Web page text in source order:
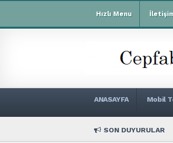
Hızlı Menu
ANASAYFA Mobil
SON DUYURULAR